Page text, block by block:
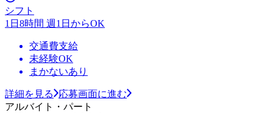
シフト
1日8時間 週1日からOK
交通費支給
未経験OK
まかないあり
詳細を見る
応募画面に進む
アルバイト・パート